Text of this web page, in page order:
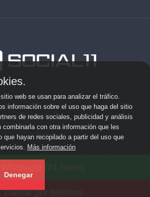
Llamar por teléfono
Aviso Legal
Privacidad
Cookies
personalizadas ·
web se usan para analizar el tráfico.
información sobre el uso que haga del sitio
de redes sociales, publicidad y análisis
combinarla con otra información que les
que hayan recopilado a partir del uso que
Más información
Denegar